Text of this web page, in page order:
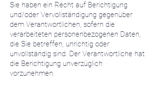
Sie haben ein Recht auf Berichtigung
und/oder Vervollständigung gegenüber
dem Verantwortlichen, sofern die
verarbeiteten personenbezogenen Daten,
die Sie betreffen, unrichtig oder
unvollständig sind. Der Verantwortliche hat
die Berichtigung unverzüglich
vorzunehmen.